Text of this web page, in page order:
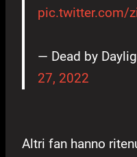
pic.twitter.com/
— Dead by
27, 2022
Altri fan hanno